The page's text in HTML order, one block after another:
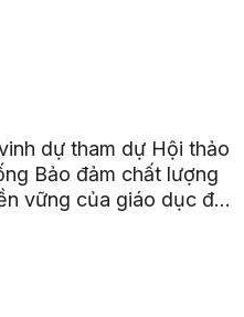
dự tham dự Hội thảo
Bảo đảm chất lượng
vững của giáo dục đại